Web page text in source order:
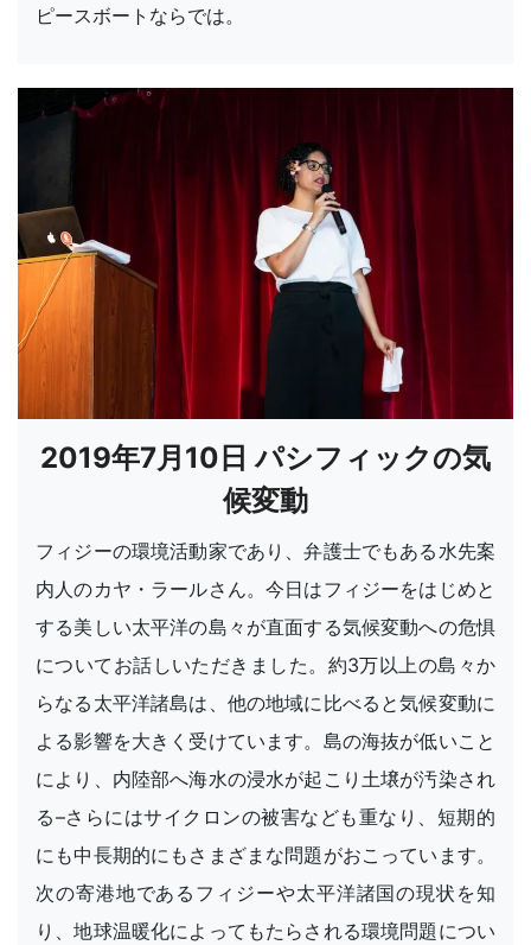
ピースボートならでは。
2019年7月10日 パシフィックの気
候変動
フィジーの環境活動家であり、弁護士でもある水先案
内人のカヤ・ラールさん。今日はフィジーをはじめと
する美しい太平洋の島々が直面する気候変動への危惧
についてお話しいただきました。約3万以上の島々か
らなる太平洋諸島は、他の地域に比べると気候変動に
よる影響を大きく受けています。島の海抜が低いこと
により、内陸部へ海水の浸水が起こり土壌が汚染され
る–さらにはサイクロンの被害なども重なり、短期的
にも中長期的にもさまざまな問題がおこっています。
次の寄港地であるフィジーや太平洋諸国の現状を知
り、地球温暖化によってもたらされる環境問題につい